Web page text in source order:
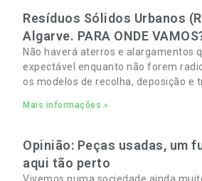
Resíduos Sólidos Urbanos
Algarve. PARA ONDE
Não haverá aterros e alargamentos
expectável enquanto não forem
os modelos de recolha, deposição e
Mais informações »
Opinião: Peças usadas, um
aqui tão perto